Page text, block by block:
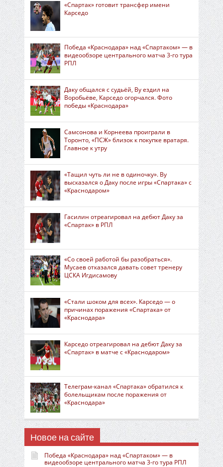
«Спартак» готовит трансфер имени
Карседо
Победа «Краснодара» над «Спартаком» — в
видеообзоре центрального матча 3-го тура
РПЛ
Даку общался с судьёй, Ву ездил на
Воробьёве, Карседо огорчался. Фото
победы «Краснодара»
Самсонова и Корнеева проиграли в
Торонто, «ПСЖ» близок к покупке вратаря.
Главное к утру
«Тащил чуть ли не в одиночку». Ву
высказался о Даку после игры «Спартака» с
«Краснодаром»
Гасилин отреагировал на дебют Даку за
«Спартак» в РПЛ
«Со своей работой бы разобраться».
Мусаев отказался давать совет тренеру
ЦСКА Игдисамову
«Стали шоком для всех». Карседо — о
причинах поражения «Спартака» от
«Краснодара»
Карседо отреагировал на дебют Даку за
«Спартак» в матче с «Краснодаром»
Телеграм-канал «Спартака» обратился к
болельщикам после поражения от
«Краснодара»
Новое на сайте
Победа «Краснодара» над «Спартаком» — в
видеообзоре центрального матча 3-го тура РПЛ